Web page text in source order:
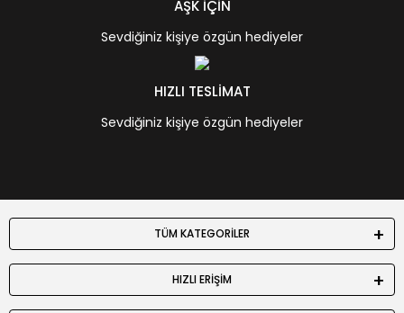
AŞK İÇİN
Sevdiğiniz kişiye özgün hediyeler
HIZLI TESLİMAT
Sevdiğiniz kişiye özgün hediyeler
TÜM KATEGORİLER
HIZLI ERİŞİM